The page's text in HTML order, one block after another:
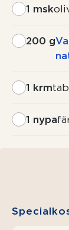
1 msk
200 g
1 krm
1 nypa